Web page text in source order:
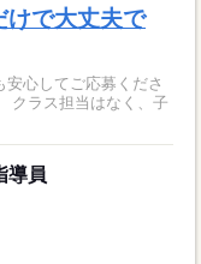
で大丈夫で
心してご応募くださ
導員